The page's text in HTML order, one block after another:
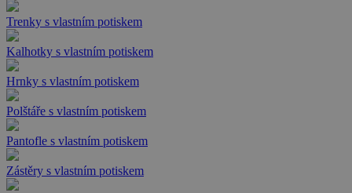
Trenky s vlastním potiskem
Kalhotky s vlastním potiskem
Hrnky s vlastním potiskem
Polštáře s vlastním potiskem
Pantofle s vlastním potiskem
Zástěry s vlastním potiskem